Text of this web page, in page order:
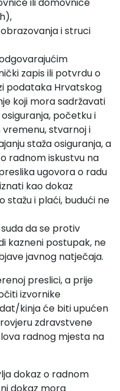
i struci
zapis ili potvrdu o
podataka Hrvatskog
koji mora sadržavati
početku i
stvarnoj i
staža osiguranja, a
radnom iskustvu na
ugovora o radu
kao dokaz
stažu i plaći, budući ne
da se protiv
kazneni postupak, ne
javnog natječaja.
preslici, a prije
izvornike
kinja će biti upućen
zdravstvene
radnog mjesta na
dokaz o radnom